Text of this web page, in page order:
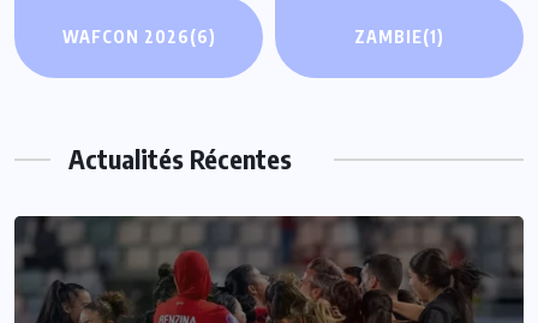
WAFCON 2026(6) ZAMBIE(1)
Actualités Récentes